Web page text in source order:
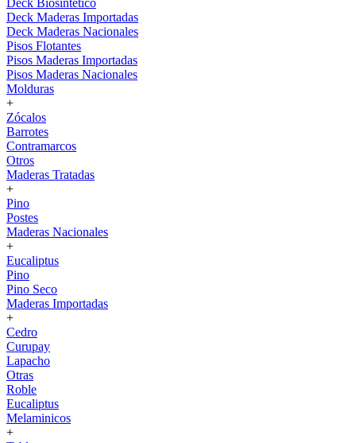
Deck Biosintético
Deck Maderas Importadas
Deck Maderas Nacionales
Pisos Flotantes
Pisos Maderas Importadas
Pisos Maderas Nacionales
Molduras
+
Zócalos
Barrotes
Contramarcos
Otros
Maderas Tratadas
+
Pino
Postes
Maderas Nacionales
+
Eucaliptus
Pino
Pino Seco
Maderas Importadas
+
Cedro
Curupay
Lapacho
Otras
Roble
Eucaliptus
Melaminicos
+